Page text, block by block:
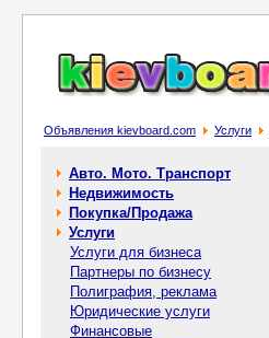
Объявления kievboard.com Услуги
Авто. Мото. Транспорт
Недвижимость
Покупка/Продажа
Услуги
Услуги для бизнеса
Партнеры по бизнесу
Полиграфия, реклама
Юридические услуги
Финансовые